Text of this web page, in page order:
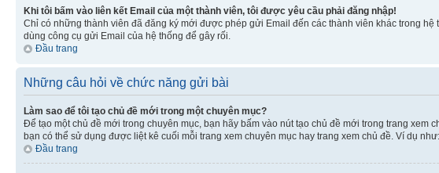
Khi tôi bấm vào liên kết Email của một thành viên, tôi được yêu cầu phải đăng nhập!
Chỉ có những thành viên đã đăng ký mới được phép gửi Email đến các thành viên khác trong
dùng công cụ gửi Email của hệ thống để gây rối.
Đầu trang
Những câu hỏi về chức năng gửi bài
Làm sao để tôi tạo chủ đề mới trong một chuyên mục?
Để tạo một chủ đề mới trong chuyên mục, bạn hãy bấm vào nút tạo chủ đề mới trong trang
bạn có thể sử dụng được liệt kê cuối mỗi trang xem chuyên mục hay trang xem chủ đề. Ví dụ như:
Đầu trang